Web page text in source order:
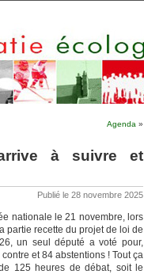
Agenda »
à suivre et
Publié le 28 novembre 2025
nationale le 21 novembre, lors
partie recette du projet de loi de
un seul député a voté pour,
et 84 abstentions ! Tout ça
125 heures de débat, soit le